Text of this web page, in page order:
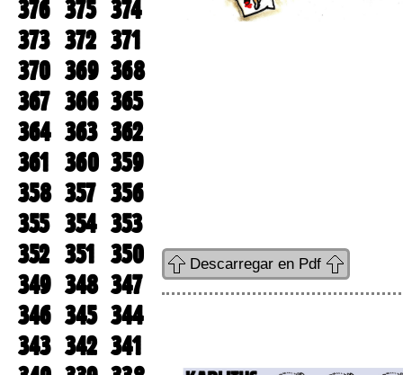
376 375 374
373 372 371
370 369 368
367 366 365
364 363 362
361 360 359
358 357 356
355 354 353
352 351 350
349 348 347
346 345 344
343 342 341
Descarregar en Pdf